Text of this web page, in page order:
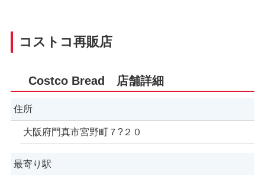
コストコ再販店
Costco Bread 店舗詳細
住所
大阪府門真市宮野町７?２０
最寄り駅